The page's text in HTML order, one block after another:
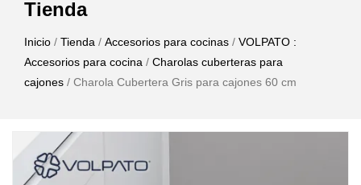
Tienda
Inicio / Tienda / Accesorios para cocinas / VOLPATO :
Accesorios para cocina / Charolas cuberteras para
cajones / Charola Cubertera Gris para cajones 60 cm